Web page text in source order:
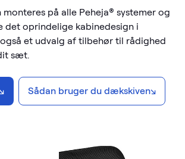
monteres på alle Peheja® systemer og
det oprindelige kabinedesign i
et udvalg af tilbehør til rådighed
sæt.
Sådan bruger du dækskiven↘